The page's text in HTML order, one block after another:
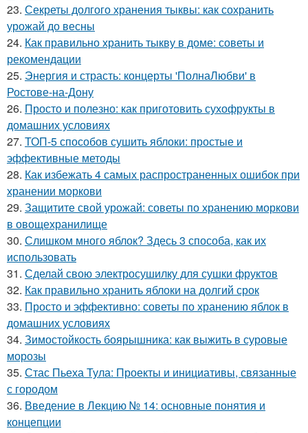
23. Секреты долгого хранения тыквы: как сохранить
урожай до весны
24. Как правильно хранить тыкву в доме: советы и
рекомендации
25. Энергия и страсть: концерты 'ПолнаЛюбви' в
Ростове-на-Дону
26. Просто и полезно: как приготовить сухофрукты в
домашних условиях
27. ТОП-5 способов сушить яблоки: простые и
эффективные методы
28. Как избежать 4 самых распространенных ошибок при
хранении моркови
29. Защитите свой урожай: советы по хранению моркови
в овощехранилище
30. Слишком много яблок? Здесь 3 способа, как их
использовать
31. Сделай свою электросушилку для сушки фруктов
32. Как правильно хранить яблоки на долгий срок
33. Просто и эффективно: советы по хранению яблок в
домашних условиях
34. Зимостойкость боярышника: как выжить в суровые
морозы
35. Стас Пьеха Тула: Проекты и инициативы, связанные
с городом
36. Введение в Лекцию № 14: основные понятия и
концепции